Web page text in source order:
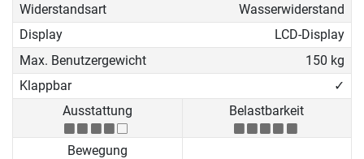
Widerstandsart
Wasserwiderstand
Display
LCD-Display
Max. Benutzergewicht
150 kg
Klappbar
✓
Ausstattung
Belastbarkeit
Bewegung